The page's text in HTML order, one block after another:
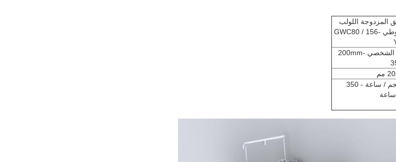
المزدوجة اللولب
المخروطي GWC80 / 156-
الملف الشخصي 200mm-
300 كجم / ساعة - 350